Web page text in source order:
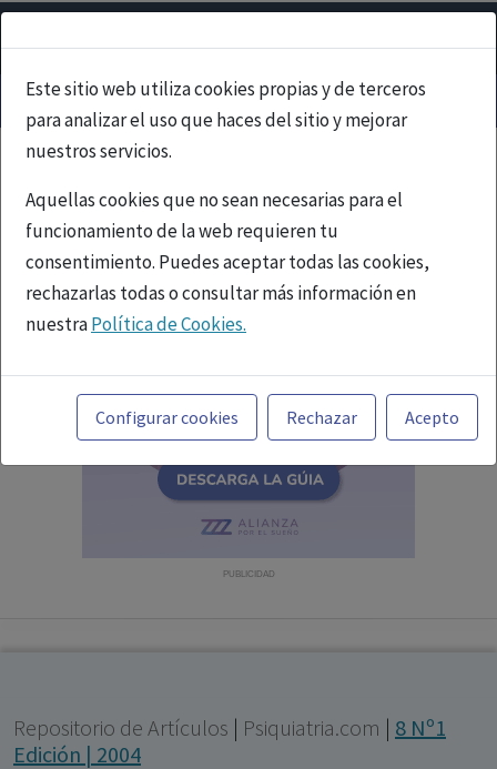
Este sitio web utiliza cookies propias y de terceros
para analizar el uso que haces del sitio y mejorar
nuestros servicios.
Aquellas cookies que no sean necesarias para el
funcionamiento de la web requieren tu
consentimiento. Puedes aceptar todas las cookies,
rechazarlas todas o consultar más información en
nuestraPolítica de Cookies.
Toda la información incluida en la Página Web está
referida a productos del mercado español y, por
tanto, dirigida a profesionales sanitarios legalmente
facultados para prescribir o dispensar medicamentos
con ejercicio profesional. La información técnica de los
fármacos se facilita a título meramente informativo,
Configurar cookies Rechazar Acepto
PUBLICIDAD
Repositorio de Artículos | Psiquiatria.com | 8 Nº1
Edición | 2004